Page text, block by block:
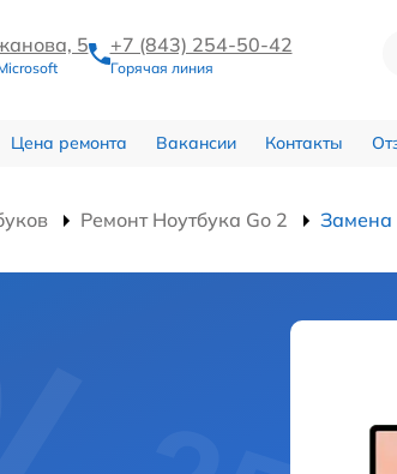
5 +7 (843) 254-50-42
Горячая линия
Цена ремонта Вакансии Контакты
Ремонт Ноутбука Go 2